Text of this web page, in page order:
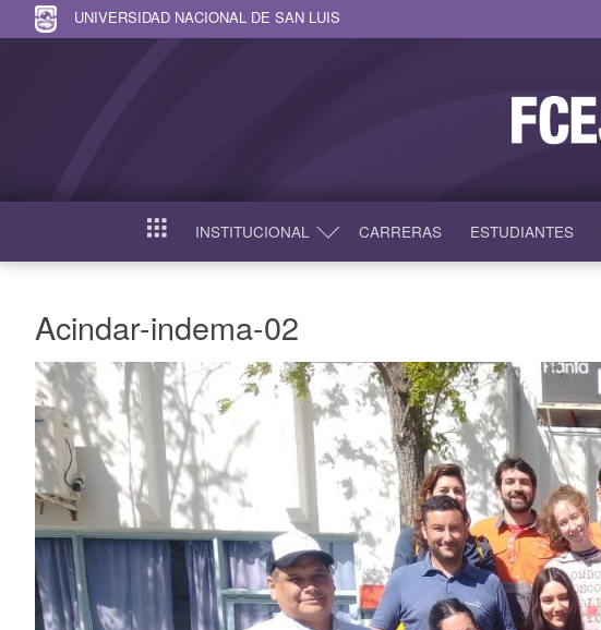
UNIVERSIDAD NACIONAL DE SAN LUIS
INICIO INSTITUCIONAL CARRERAS ESTUDIANTES
Acindar-indema-02